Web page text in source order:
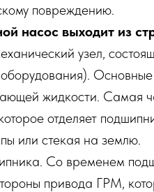
повреждению.
насос выходит из
узел,
жидкости. Самая
отделяет
или стекая на землю.
Со временем
привода ГРМ,